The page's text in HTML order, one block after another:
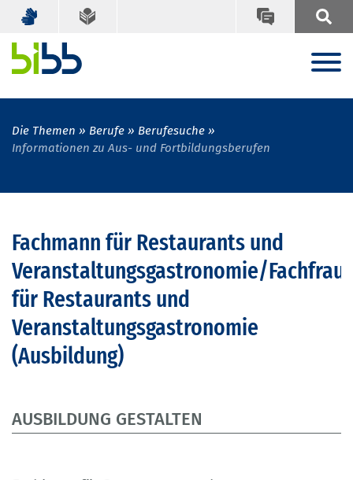
Die Themen Berufe
Berufesuche
Informationen zu Aus- und Fortbildungsberufen
Fachmann für Restaurants und
Veranstaltungsgastronomie/Fachfrau
für Restaurants und
Veranstaltungsgastronomie
(Ausbildung)
AUSBILDUNG GESTALTEN